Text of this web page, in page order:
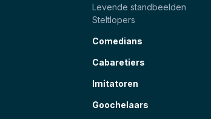
Levende standbeelden
Steltlopers
Comedians
Cabaretiers
Imitatoren
Goochelaars